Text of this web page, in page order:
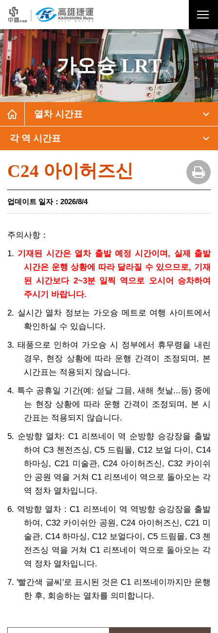
가오슝 LRT
열차 시간표
각 역 시간표
C24 아이허즈신
업데이트 일자： 2026/8/4
주의사항：
1. 기재된 시간은 열차 출발 예정 시간이며, 실제 출발
시간은 운행 상황에 따라 달라질 수 있으므로, 기재
된 시간보다 2~3분 일찍 역으로 오시어 승차하여
주시기 바랍니다.
2. 실시간 열차 정보는 가오슝 메트로 여행 사이트에서
확인하실 수 있습니다.
3. 태풍으로 인하여 가오슝 시 정부에서 휴무령을 내린
경우, 현장 상황에 따라 운행 간격이 조정되며, 본
시간표는 적용되지 않습니다.
4. 특수 공휴일 기간(예: 섣달 그믐, 새해 첫날...등) 중에
는 현장 상황에 따라 운행 간격이 조정되며, 본 시
간표는 적용되지 않습니다.
5. 순방향 열차: C1 리쯔네이 역 순방향 승강장을 출발
하여 C3 첸전즈싱, C5 드림몰, C12 보얼 다이, C14
하마싱, C21 미술관, C24 아이허즈신, C32 카이쉬
안 공원 역을 거쳐 C1 리쯔네이 역으로 돌아오는 각
역 정차 열차입니다.
6. 역방향 열차 : C1 리쯔네이 역 역방향 승강장을 출발
하여, C32 카이쉬안 공원, C24 아이허즈신, C21 미
술관, C14 하마싱, C12 보얼다이, C5 드림몰, C3 첸
전즈싱 역을 거쳐 C1 리쯔네이 역으로 돌아오는 각
역 정차 열차입니다.
7. '빨간색 글씨'로 표시된 것은 C1 리쯔네이까지만 운행
한 후, 회송하는 열차를 의미합니다.